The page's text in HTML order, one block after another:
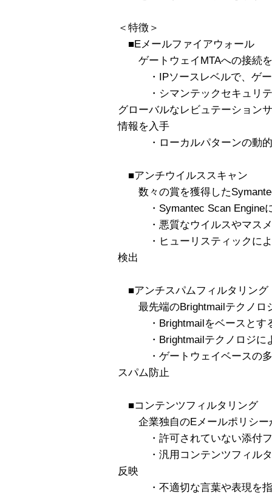
＜特徴＞
■Eメールファイアウォール
ゲートウェイMTAへの接続
・IPソースレベルで、ゲー
・シマンテックセキュリテ
グローバルなレビュテーション
情報を入手
・ローカルパターンの動的
■アンチウイルススキャン
数々の賞を獲得した
・Symantec Scan Engineに
・悪質なウイルスやマスメ
・ヒューリスティックによ
検出
■アンチスパムフィルタリング
最先端のBrightmailテクノロ
・Brightmailをベースとする
・Brightmailテクノロジによ
・ゲートウェイベースの多
スパム防止
■コンテンツフィルタリング
企業独自のEメールポリシー
・許可されていない添付フ
・汎用コンテンツフィルタ
反映
・不適切な言葉や表現を指